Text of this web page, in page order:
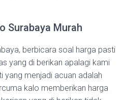
Surabaya Murah
berbicara soal harga pasti
yang di berikan apalagi kami
yang menjadi acuan adalah
kalo memberikan harga